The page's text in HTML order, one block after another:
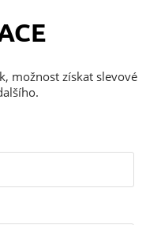
možnost získat slevové